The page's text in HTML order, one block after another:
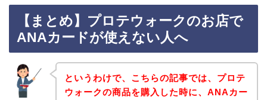
【まとめ】プロテウォークのお店で
ANAカードが使えない人へ
というわけで、こちらの記事では、プロテ
ウォークの商品を購入した時に、ANAカー